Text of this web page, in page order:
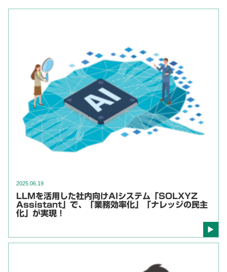
2025.06.19
LLMを活用した社内向けAIシステム「SOLXYZ
Assistant」で、「業務効率化」「ナレッジの民主
化」が実現！